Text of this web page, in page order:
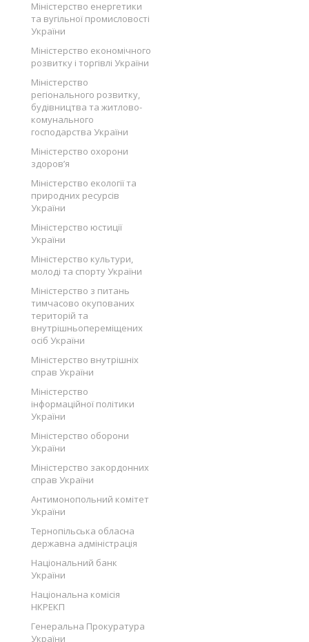
Міністерство енергетики
та вугільної промисловості
України
Міністерство економічного
розвитку і торгівлі України
Міністерство
регіонального розвитку,
будівництва та житлово-
комунального
господарства України
Міністерство охорони
здоров’я
Міністерство екології та
природних ресурсів
України
Міністерство юстиції
України
Міністерство культури,
молоді та спорту України
Міністерство з питань
тимчасово окупованих
територій та
внутрішньопереміщених
осіб України
Міністерство внутрішніх
справ України
Міністерство
інформаційної політики
України
Міністерство оборони
України
Міністерство закордонних
справ України
Антимонопольний комітет
України
Тернопільська обласна
державна адміністрація
Національний банк
України
Національна комісія
НКРЕКП
Генеральна Прокуратура
України